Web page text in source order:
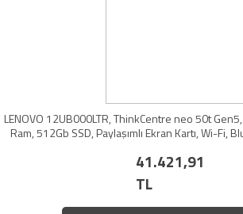
LENOVO 12UB000LTR, ThinkCentre neo 50t
Ram, 512Gb SSD, Paylaşımlı Ekran Kartı, Wi-Fi,
41.421,91
TL